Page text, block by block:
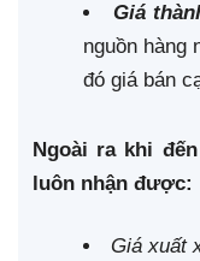
Giá
nguồn hàng
đó giá bán
Ngoài ra khi
luôn nhận được:
Giá xuất